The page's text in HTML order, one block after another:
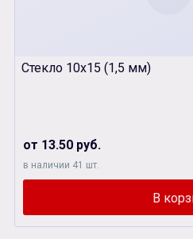
Стекло 10х15 (1,5 мм)
от 13.50 руб.
в наличии 41 шт.